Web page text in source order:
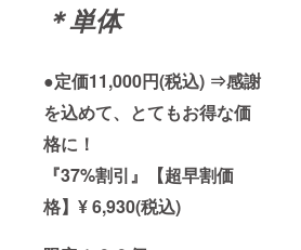
＊単体
●定価11,000円(税込) ⇒感謝
を込めて、とてもお得な価
格に！
『37%割引』【超早割価
格】¥ 6,930(税込)